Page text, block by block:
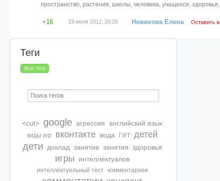
пространство, растения, школы, человека, учащихся, здоровья
+16 19 июля 2012, 20:26 Новикова Елена Оставить
Теги
Все теги
<cut> google агрессия английский язык
виды игр вконтакте вода ГИТ детей
дети доклад занятие занятия здоровья
игры интеллектуалов
интеллектуальный тест комментариев